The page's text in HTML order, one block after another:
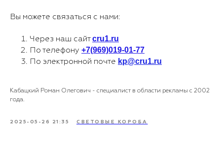
Вы можете связаться с нами:
Через наш сайтcru1.ru
По телефону +7(969)019-01-77
По электронной почте kp@cru1.ru
Кабацкий Роман Олегович - специалист в области рекламы с 2002
года.
2025-05-26 21:35 СВЕТОВЫЕ КОРОБА